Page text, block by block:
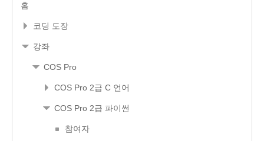
홈
코딩 도장
강좌
COS Pro
COS Pro 2급 C 언어
COS Pro 2급 파이썬
참여자